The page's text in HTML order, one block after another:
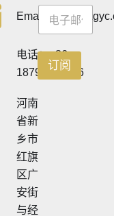
电话：+86
18790570716
河南
省新
乡市
红旗
区广
安街
与经
讯通
讯
订阅